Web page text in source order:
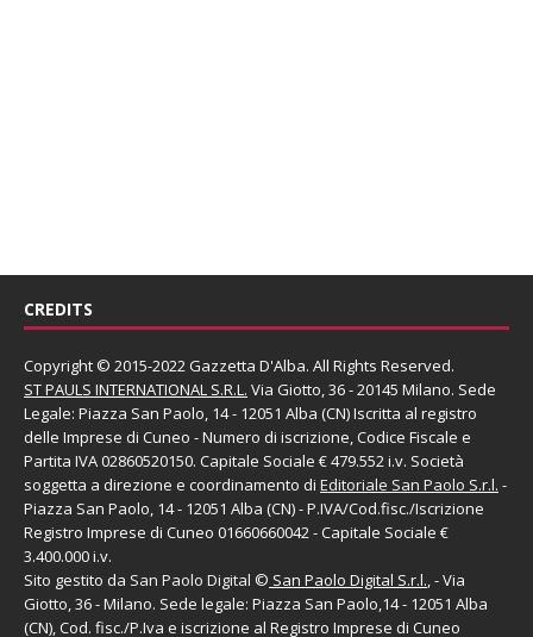
CREDITS
Copyright © 2015-2022 Gazzetta D'Alba. All Rights Reserved.
ST PAULS INTERNATIONAL S.R.L. Via Giotto, 36 - 20145 Milano. Sede
Legale: Piazza San Paolo, 14 - 12051 Alba (CN) Iscritta al registro
delle Imprese di Cuneo - Numero di iscrizione, Codice Fiscale e
Partita IVA 02860520150. Capitale Sociale € 479.552 i.v. Società
soggetta a direzione e coordinamento di Editoriale San Paolo S.r.l. -
Piazza San Paolo, 14 - 12051 Alba (CN) - P.IVA/Cod.fisc./Iscrizione
Registro Imprese di Cuneo 01660660042 - Capitale Sociale €
3.400.000 i.v.
Sito gestito da San Paolo Digital © San Paolo Digital S.r.l., - Via
Giotto, 36 - Milano. Sede legale: Piazza San Paolo,14 - 12051 Alba
(CN), Cod. fisc./P.Iva e iscrizione al Registro Imprese di Cuneo